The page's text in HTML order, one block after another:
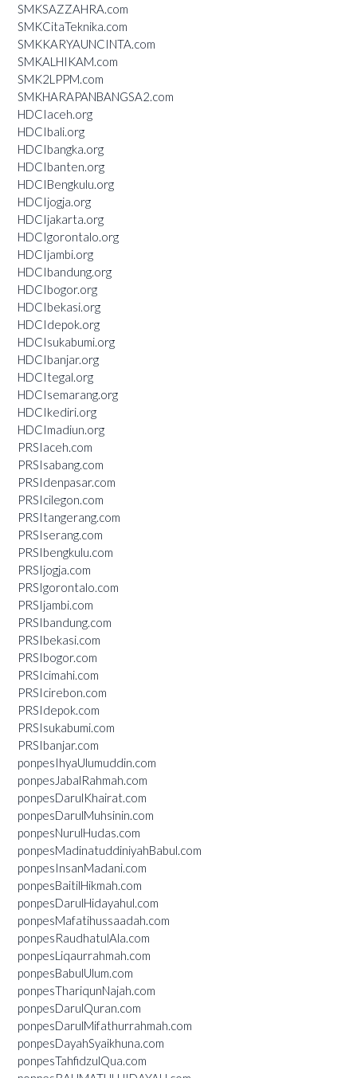
SMKSAZZAHRA.com
SMKCitaTeknika.com
SMKKARYAUNCINTA.com
SMKALHIKAM.com
SMK2LPPM.com
SMKHARAPANBANGSA2.com
HDCIaceh.org
HDCIbali.org
HDCIbangka.org
HDCIbanten.org
HDCIBengkulu.org
HDCIjogja.org
HDCIjakarta.org
HDCIgorontalo.org
HDCIjambi.org
HDCIbandung.org
HDCIbogor.org
HDCIbekasi.org
HDCIdepok.org
HDCIsukabumi.org
HDCIbanjar.org
HDCItegal.org
HDCIsemarang.org
HDCIkediri.org
HDCImadiun.org
PRSIaceh.com
PRSIsabang.com
PRSIdenpasar.com
PRSIcilegon.com
PRSItangerang.com
PRSIserang.com
PRSIbengkulu.com
PRSIjogja.com
PRSIgorontalo.com
PRSIjambi.com
PRSIbandung.com
PRSIbekasi.com
PRSIbogor.com
PRSIcimahi.com
PRSIcirebon.com
PRSIdepok.com
PRSIsukabumi.com
PRSIbanjar.com
ponpesIhyaUlumuddin.com
ponpesJabalRahmah.com
ponpesDarulKhairat.com
ponpesDarulMuhsinin.com
ponpesNurulHudas.com
ponpesMadinatuddiniyahBabul.com
ponpesInsanMadani.com
ponpesBaitilHikmah.com
ponpesDarulHidayahul.com
ponpesMafatihussaadah.com
ponpesRaudhatulAla.com
ponpesLiqaurrahmah.com
ponpesBabulUlum.com
ponpesThariqunNajah.com
ponpesDarulQuran.com
ponpesDarulMifathurrahmah.com
ponpesDayahSyaikhuna.com
ponpesTahfidzulQua.com